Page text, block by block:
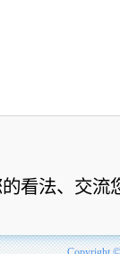
看法、交流